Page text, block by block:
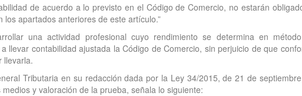
de acuerdo a lo previsto en el Código de Comercio, no estarán
apartados anteriores de este artículo.”
una actividad profesional cuyo rendimiento se determina en
llevar contabilidad ajustada la Código de Comercio, sin perjuicio de que
llevarla.
Tributaria en su redacción dada por la Ley 34/2015, de 21 de
y valoración de la prueba, señala lo siguiente: